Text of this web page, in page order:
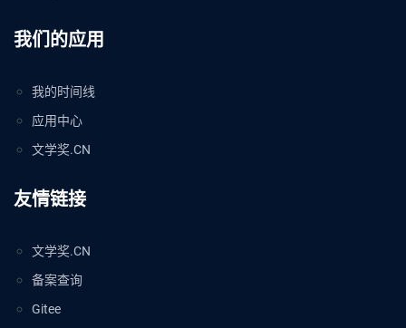
我们的应用
我的时间线
应用中心
文学奖.CN
友情链接
文学奖.CN
备案查询
Gitee